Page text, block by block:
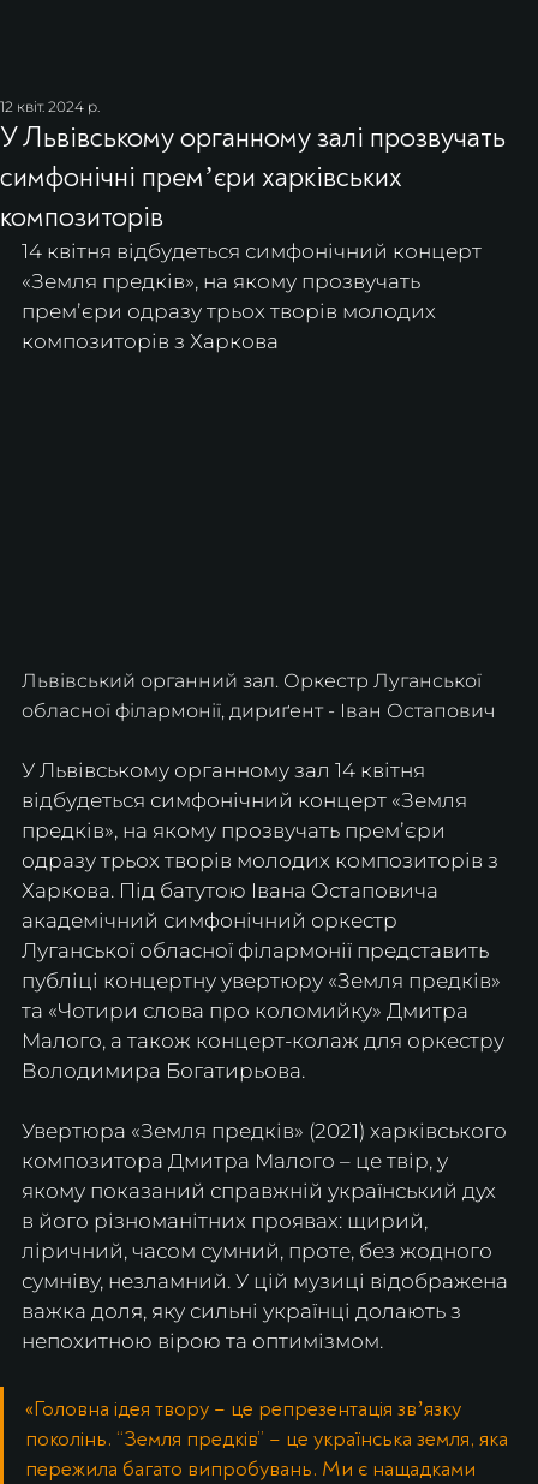
У Львівському органному залі прозвучать
симфонічні премʼєри харківських
композиторів
12 квіт. 2024 р.
14 квітня відбудеться симфонічний концерт
«Земля предків», на якому прозвучать
премʼєри одразу трьох творів молодих
композиторів з Харкова
Львівський органний зал. Оркестр Луганської
обласної філармонії, дириґент - Іван Остапович
У Львівському органному зал 14 квітня
відбудеться симфонічний концерт «Земля
предків», на якому прозвучать премʼєри
одразу трьох творів молодих композиторів з
Харкова. Під батутою Івана Остаповича
академічний симфонічний оркестр
Луганської обласної філармонії представить
публіці концертну увертюру «Земля предків»
та «Чотири слова про коломийку» Дмитра
Малого, а також концерт-колаж для оркестру
Володимира Богатирьова.
Увертюра «Земля предків» (2021) харківського
композитора Дмитра Малого – це твір, у
якому показаний справжній український дух
в його різноманітних проявах: щирий,
ліричний, часом сумний, проте, без жодного
сумніву, незламний. У цій музиці відображена
важка доля, яку сильні українці долають з
непохитною вірою та оптимізмом.
«Головна ідея твору – це репрезентація звʼязку
поколінь. “Земля предків” – це українська земля, яка
пережила багато випробувань. Ми є нащадками